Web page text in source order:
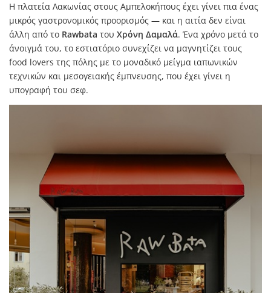
Η πλατεία Λακωνίας στους Αμπελοκήπους έχει γίνει πια ένας
μικρός γαστρονομικός προορισμός — και η αιτία δεν είναι
άλλη από το Rawbata του Χρόνη Δαμαλά. Ένα χρόνο μετά το
άνοιγμά του, το εστιατόριο συνεχίζει να μαγνητίζει τους
food lovers της πόλης με το μοναδικό μείγμα ιαπωνικών
τεχνικών και μεσογειακής έμπνευσης, που έχει γίνει η
υπογραφή του σεφ.